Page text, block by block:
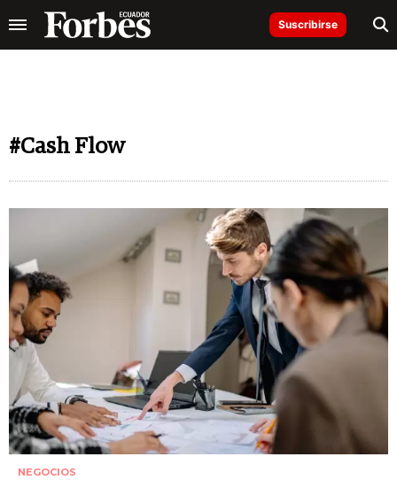
Suscribirse
#Cash Flow
NEGOCIOS